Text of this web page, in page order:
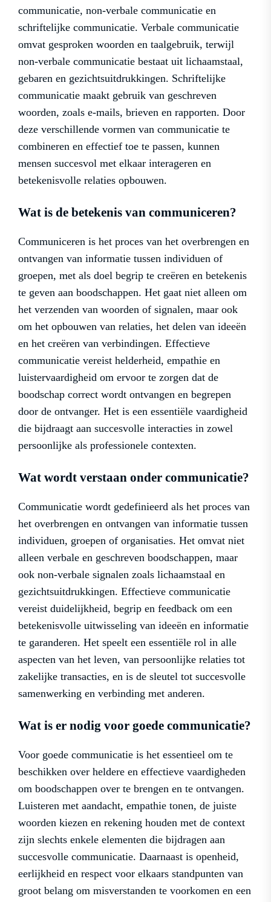
communicatie, non-verbale communicatie en
schriftelijke communicatie. Verbale communicatie
omvat gesproken woorden en taalgebruik, terwijl
non-verbale communicatie bestaat uit lichaamstaal,
gebaren en gezichtsuitdrukkingen. Schriftelijke
communicatie maakt gebruik van geschreven
woorden, zoals e-mails, brieven en rapporten. Door
deze verschillende vormen van communicatie te
combineren en effectief toe te passen, kunnen
mensen succesvol met elkaar interageren en
betekenisvolle relaties opbouwen.
Wat is de betekenis van communiceren?
Communiceren is het proces van het overbrengen en
ontvangen van informatie tussen individuen of
groepen, met als doel begrip te creëren en betekenis
te geven aan boodschappen. Het gaat niet alleen om
het verzenden van woorden of signalen, maar ook
om het opbouwen van relaties, het delen van ideeën
en het creëren van verbindingen. Effectieve
communicatie vereist helderheid, empathie en
luistervaardigheid om ervoor te zorgen dat de
boodschap correct wordt ontvangen en begrepen
door de ontvanger. Het is een essentiële vaardigheid
die bijdraagt aan succesvolle interacties in zowel
persoonlijke als professionele contexten.
Wat wordt verstaan onder communicatie?
Communicatie wordt gedefinieerd als het proces van
het overbrengen en ontvangen van informatie tussen
individuen, groepen of organisaties. Het omvat niet
alleen verbale en geschreven boodschappen, maar
ook non-verbale signalen zoals lichaamstaal en
gezichtsuitdrukkingen. Effectieve communicatie
vereist duidelijkheid, begrip en feedback om een
betekenisvolle uitwisseling van ideeën en informatie
te garanderen. Het speelt een essentiële rol in alle
aspecten van het leven, van persoonlijke relaties tot
zakelijke transacties, en is de sleutel tot succesvolle
samenwerking en verbinding met anderen.
Wat is er nodig voor goede communicatie?
Voor goede communicatie is het essentieel om te
beschikken over heldere en effectieve vaardigheden
om boodschappen over te brengen en te ontvangen.
Luisteren met aandacht, empathie tonen, de juiste
woorden kiezen en rekening houden met de context
zijn slechts enkele elementen die bijdragen aan
succesvolle communicatie. Daarnaast is openheid,
eerlijkheid en respect voor elkaars standpunten van
groot belang om misverstanden te voorkomen en een